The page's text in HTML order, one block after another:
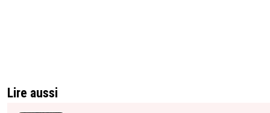
Lire aussi